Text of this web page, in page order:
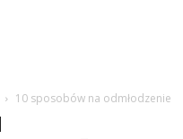
10 sposobów na odmłodzenie